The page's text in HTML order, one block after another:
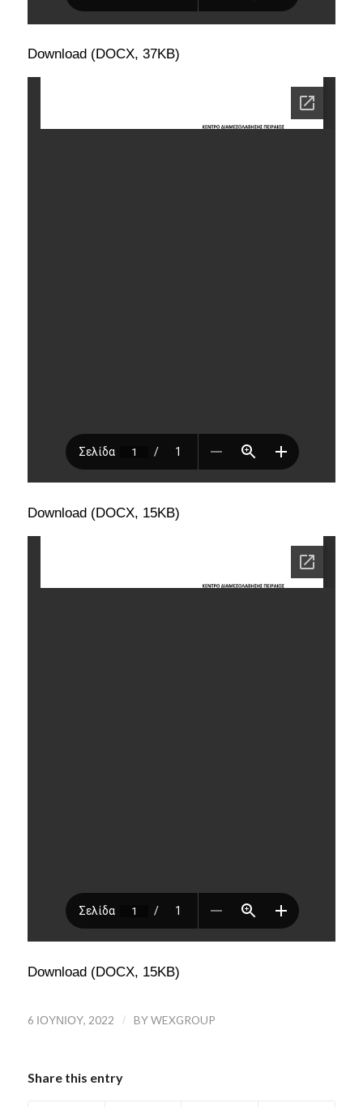
Download (DOCX, 37KB)
Download (DOCX, 15KB)
Download (DOCX, 15KB)
6 ΙΟΥΝΊΟΥ, 2022 / BYWEXGROUP
Share this entry